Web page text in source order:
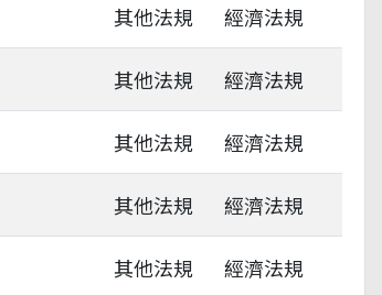
其他法規 經濟法規
其他法規 經濟法規
其他法規 經濟法規
其他法規 經濟法規
其他法規 經濟法規